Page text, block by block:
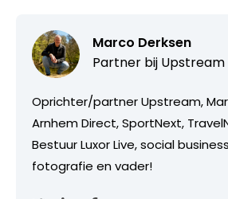
Marco Derksen
Partner bij Upstream
Oprichter/partner Upstream,
Arnhem Direct, SportNext,
Bestuur Luxor Live, social
fotografie en vader!